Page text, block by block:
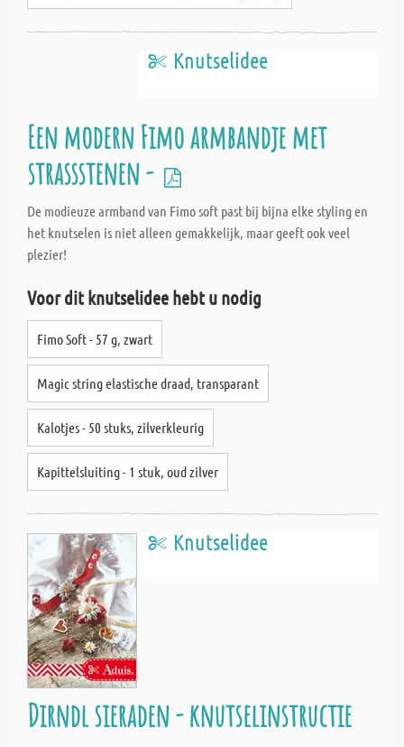
Knutselidee
Een modern Fimo armbandje met
strassstenen -
De modieuze armband van Fimo soft past bij bijna elke styling en
het knutselen is niet alleen gemakkelijk, maar geeft ook veel
plezier!
Voor dit knutselidee hebt u nodig
Fimo Soft - 57 g, zwart
Magic string elastische draad, transparant
Kalotjes - 50 stuks, zilverkleurig
Kapittelsluiting - 1 stuk, oud zilver
Knutselidee
Dirndl sieraden - knutselinstructie